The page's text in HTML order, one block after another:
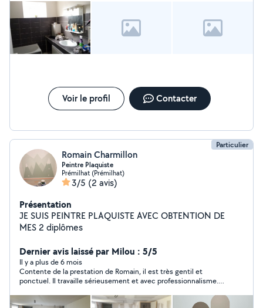
Voir le profil Contacter
Particulier
Romain Charmillon
Peintre Plaquiste
Prémilhat (Prémilhat)
3/5 (2 avis)
Présentation
JE SUIS PEINTRE PLAQUISTE AVEC OBTENTION DE
MES 2 diplômes
Dernier avis laissé par Milou : 5/5
Il y a plus de 6 mois
Contente de la prestation de Romain, il est très gentil et
ponctuel. Il travaille sérieusement et avec professionnalisme.